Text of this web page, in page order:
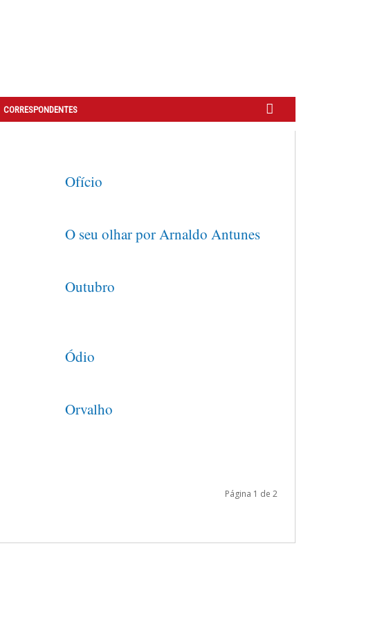
CORRESPONDENTES
Ofício
O seu olhar por Arnaldo Antunes
Outubro
Ódio
Orvalho
Página 1 de 2